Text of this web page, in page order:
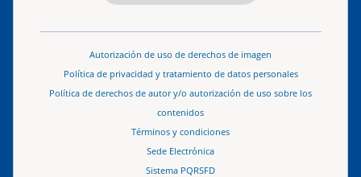
Autorización de uso de derechos de imagen
Política de privacidad y tratamiento de datos personales
Política de derechos de autor y/o autorización de uso sobre los
contenidos
Términos y condiciones
Sede Electrónica
Sistema PQRSFD